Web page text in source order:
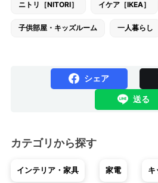
ニトリ［NITORI］ イケア［IKEA］
子供部屋・キッズルーム 一人暮らし
シェア
送る
カテゴリから探す
インテリア・家具 家電 キ